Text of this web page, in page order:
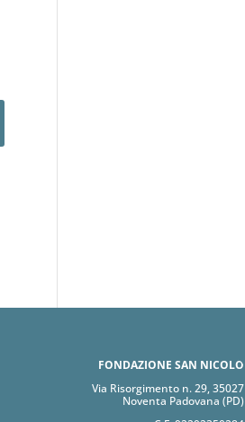
FONDAZIONE SAN NICOLÒ
Via Risorgimento n. 29, 35027
Noventa Padovana (PD)